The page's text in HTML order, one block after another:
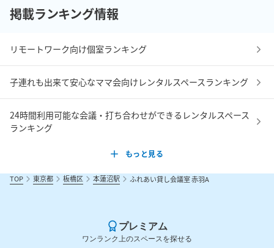
掲載ランキング情報
リモートワーク向け個室ランキング
子連れも出来て安心なママ会向けレンタルスペースランキング
24時間利用可能な会議・打ち合わせができるレンタルスペース
ランキング
もっと見る
TOP 東京都 板橋区 本蓮沼駅 ふれあい貸し会議室 赤羽A
プレミアム
ワンランク上のスペースを探せる